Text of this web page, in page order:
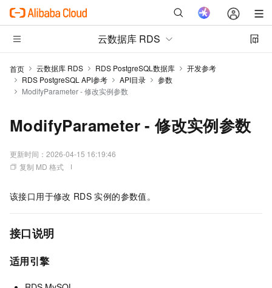
云数据库 RDS
首页 云数据库 RDS RDS PostgreSQL数据库
开发参考
RDS PostgreSQL API参考
API目录
参数
ModifyParameter - 修改实例参数
ModifyParameter - 修改实例参数
更新时间： 2026-04-15 16:19:46
复制 MD 格式
该接口用于修改 RDS 实例的参数值。
接口说明
适用引擎